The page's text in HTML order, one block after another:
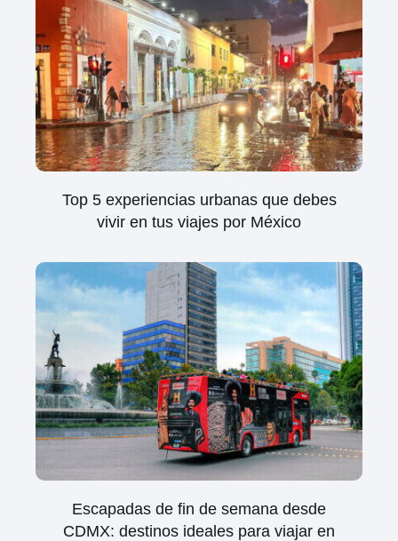
Top 5 experiencias urbanas que debes
vivir en tus viajes por México
Escapadas de fin de semana desde
CDMX: destinos ideales para viajar en